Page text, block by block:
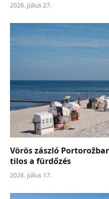
2026. július 27.
Vörös zászló
tilos a fürdőzés
2026. július 17.